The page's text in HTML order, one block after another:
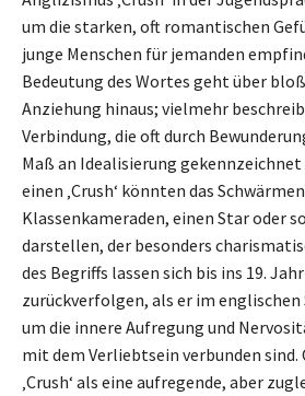
um die starken, oft romantischen
junge Menschen für jemanden
Bedeutung des Wortes geht über
Anziehung hinaus; vielmehr
Verbindung, die oft durch
Maß an Idealisierung
einen ‚Crush‘ könnten das
Klassenkameraden, einen Star oder
darstellen, der besonders
des Begriffs lassen sich bis ins 19.
zurückverfolgen, als er im
um die innere Aufregung und
mit dem Verliebtsein verbunden sind.
‚Crush‘ als eine aufregende, aber